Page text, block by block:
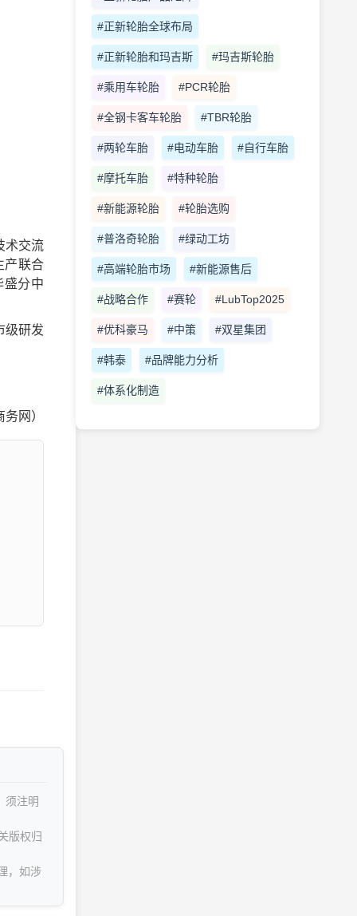
术交流
产联合
盛分中
级研发
网）
须注明
版权归
，如涉
#正新轮胎全球布局
#正新轮胎和玛吉斯 #玛吉斯轮胎
#乘用车轮胎 #PCR轮胎
#全钢卡客车轮胎 #TBR轮胎
#两轮车胎 #电动车胎 #自行车胎
#摩托车胎 #特种轮胎
#新能源轮胎 #轮胎选购
#普洛奇轮胎 #绿动工坊
#高端轮胎市场 #新能源售后
#战略合作 #赛轮 #LubTop2025
#优科豪马 #中策 #双星集团
#韩泰 #品牌能力分析
#体系化制造